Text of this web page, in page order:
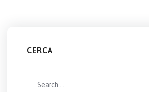
CERCA